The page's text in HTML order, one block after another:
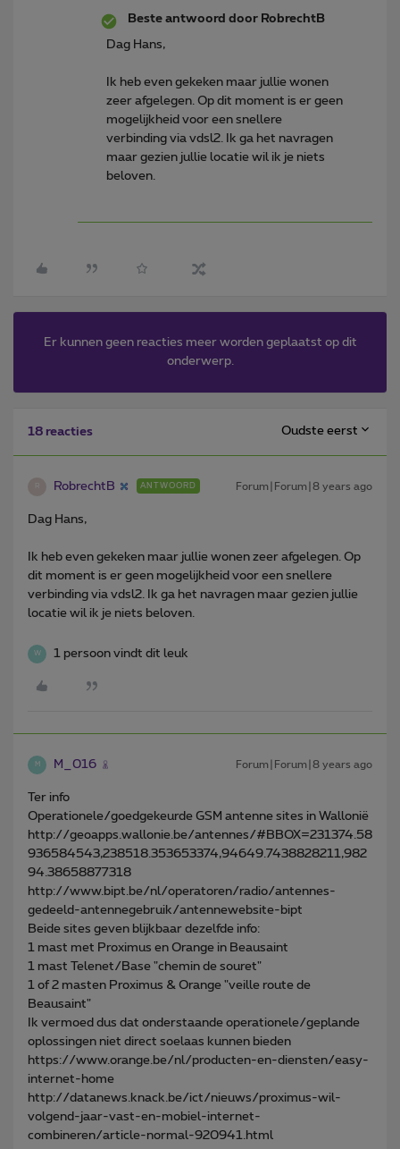
Beste antwoord door RobrechtB
Dag Hans,
Ik heb even gekeken maar jullie wonen
zeer afgelegen. Op dit moment is er geen
mogelijkheid voor een snellere
verbinding via vdsl2. Ik ga het navragen
maar gezien jullie locatie wil ik je niets
beloven.
Er kunnen geen reacties meer worden geplaatst op dit
onderwerp.
18 reacties Oudste eerst
RobrechtB ANTWOORD Forum|Forum|8 years ago
Dag Hans,
Ik heb even gekeken maar jullie wonen zeer afgelegen. Op
dit moment is er geen mogelijkheid voor een snellere
verbinding via vdsl2. Ik ga het navragen maar gezien jullie
locatie wil ik je niets beloven.
W 1 persoon vindt dit leuk
M M_016 Forum|Forum|8 years ago
Ter info
Operationele/goedgekeurde GSM antenne sites in Wallonië
http://geoapps.wallonie.be/antennes/#BBOX=231374.58
936584543,238518.353653374,94649.7438828211,982
94.38658877318
http://www.bipt.be/nl/operatoren/radio/antennes-
gedeeld-antennegebruik/antennewebsite-bipt
Beide sites geven blijkbaar dezelfde info:
1 mast met Proximus en Orange in Beausaint
1 mast Telenet/Base "chemin de souret"
1 of 2 masten Proximus & Orange "veille route de
Beausaint"
Ik vermoed dus dat onderstaande operationele/geplande
oplossingen niet direct soelaas kunnen bieden
https://www.orange.be/nl/producten-en-diensten/easy-
internet-home
http://datanews.knack.be/ict/nieuws/proximus-wil-
volgend-jaar-vast-en-mobiel-internet-
combineren/article-normal-920941.html